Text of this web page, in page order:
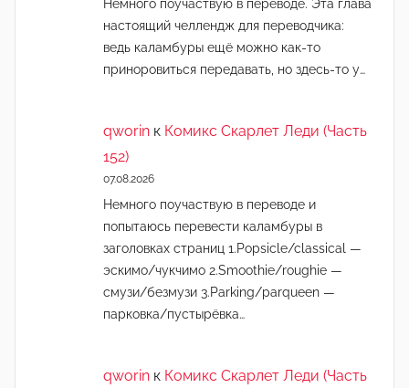
Немного поучаствую в переводе. Эта глава
настоящий челлендж для переводчика:
ведь каламбуры ещё можно как-то
приноровиться передавать, но здесь-то у…
qworin к Комикс Скарлет Леди (Часть
152)
07.08.2026
Немного поучаствую в переводе и
попытаюсь перевести каламбуры в
заголовках страниц 1.Popsicle/classical —
эскимо/чукчимо 2.Smoothie/roughie —
смузи/безмузи 3.Parking/parqueen —
парковка/пустырёвка…
qworin к Комикс Скарлет Леди (Часть